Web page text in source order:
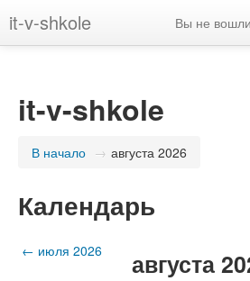
it-v-shkole Вы не
it-v-shkole
В начало → августа 2026
Календарь
← июля 2026 августа